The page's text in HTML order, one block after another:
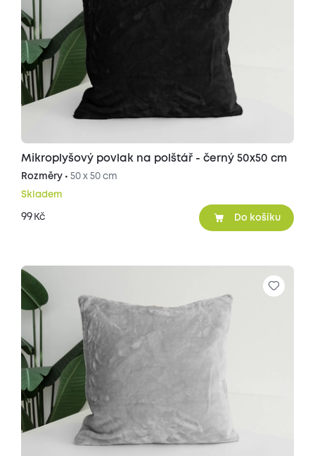
Mikroplyšový povlak na polštář - černý 50x50 cm
Rozměry • 50 x 50 cm
Skladem
99 Kč Do košíku